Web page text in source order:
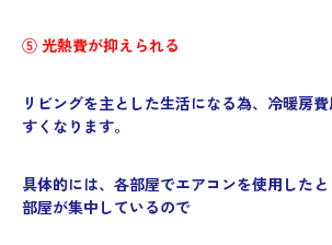
⑤ 光熱費が抑えられる
リビングを主とした生活になる為、 冷暖房
すくなります。
具体的には、各部屋でエアコンを使用したと
部屋が集中しているので